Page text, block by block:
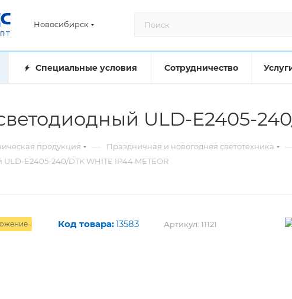
Новосибирск
Специальные условия Сотрудничество
ULD-E2405-
продукция — Праздничная и новогодняя светотехника
E2405-240/DTK WHITE IP44 METEOR
Код товара:13583 Артикул: 11121